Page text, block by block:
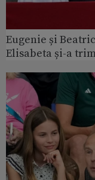
Eugenie și
Elisabeta și-a